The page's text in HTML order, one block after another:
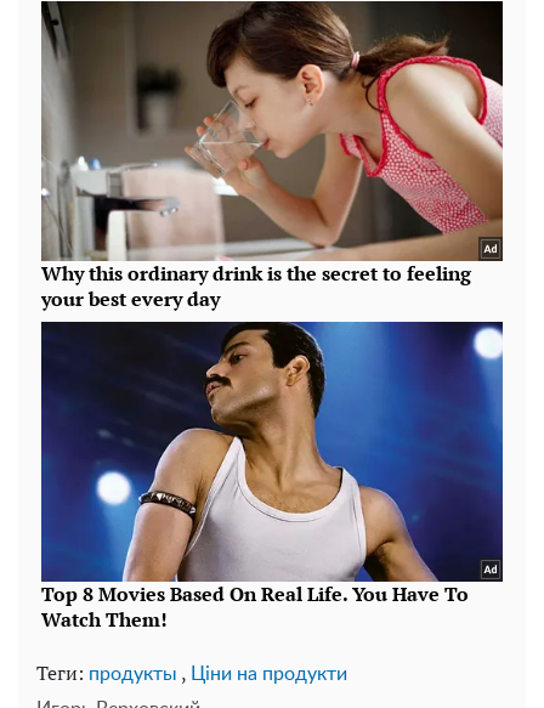
Теги: продукты , Ціни на продукти